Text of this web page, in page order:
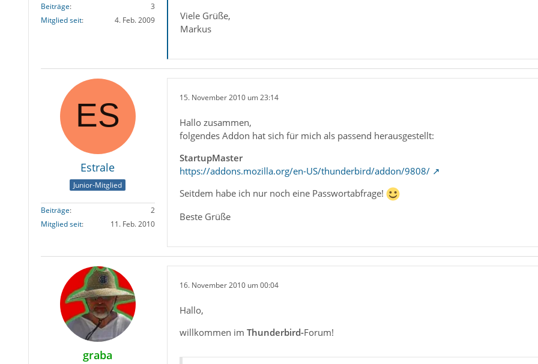
Beiträge
3
Mitglied seit
4. Feb. 2009
Viele Grüße,
Markus
Estrale
Junior-Mitglied
Beiträge
2
Mitglied seit
11. Feb. 2010
15. November 2010 um 23:14
Hallo zusammen,
folgendes Addon hat sich für mich als passend herausgestellt:
StartupMaster
https://addons.mozilla.org/en-US/thunderbird/addon/9808/
Seitdem habe ich nur noch eine Passwortabfrage!
Beste Grüße
graba
16. November 2010 um 00:04
Hallo,
willkommen im Thunderbird-Forum!